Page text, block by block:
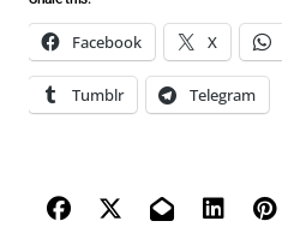
Facebook X
Tumblr Telegram